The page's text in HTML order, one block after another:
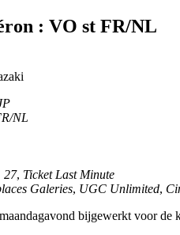
: VO st FR/NL
NL
27, Ticket Last Minute
Galeries, UGC Unlimited,
bijgewerkt voor